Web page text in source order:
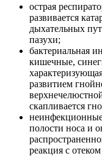
острая
развивается
дыхательных
пазухи;
бактериальная
кишечные,
развитием
скапливается
полости носа и
реакция с